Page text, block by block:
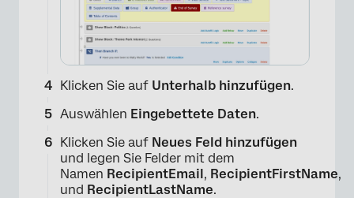
Klicken Sie auf Unterhalb hinzufügen.
Auswählen Eingebettete Daten.
Klicken Sie auf Neues Feld hinzufügen
und legen Sie Felder mit dem
Namen RecipientEmail, RecipientFirstName,
und RecipientLastName.